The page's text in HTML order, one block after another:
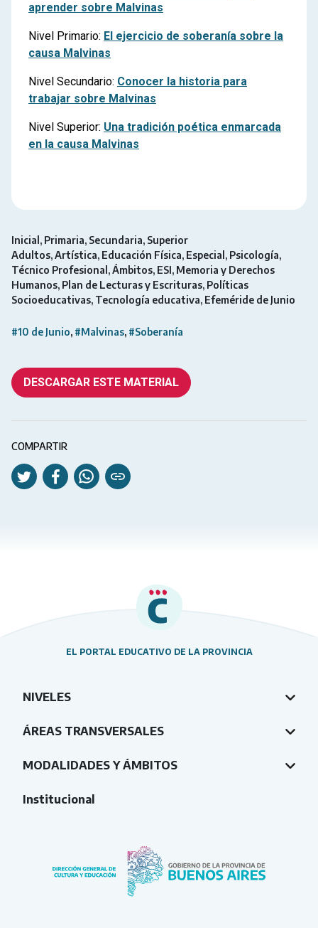
aprender sobre Malvinas
Nivel Primario: El ejercicio de soberanía sobre la
causa Malvinas
Nivel Secundario: Conocer la historia para
trabajar sobre Malvinas
Nivel Superior: Una tradición poética enmarcada
en la causa Malvinas
Inicial Primaria Secundaria Superior
Adultos Artística Educación Física Especial
Psicología
Técnico Profesional
Ámbitos ESI Memoria y Derechos
Humanos Plan de Lecturas y Escrituras Políticas
Socioeducativas Tecnología educativa Efeméride de Junio
#10 de Junio #Malvinas #Soberanía
DESCARGAR ESTE MATERIAL
COMPARTIR
EL PORTAL EDUCATIVO DE LA PROVINCIA
NIVELES
ÁREAS TRANSVERSALES
MODALIDADES Y ÁMBITOS
Institucional